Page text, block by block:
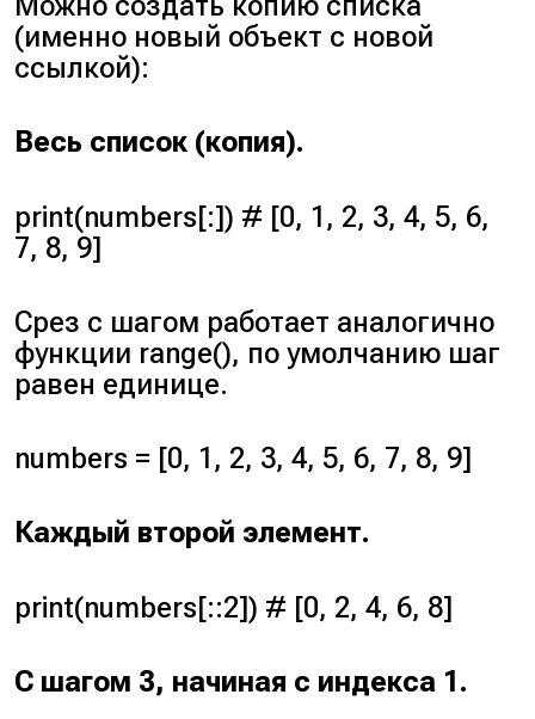
(именно новый объект с новой
ссылкой):
Весь список (копия).
print(numbers[:]) # [0, 1, 2, 3, 4, 5, 6,
7, 8, 9]
Срез с шагом работает аналогично
функции range(), по умолчанию шаг
равен единице.
numbers = [0, 1, 2, 3, 4, 5, 6, 7, 8, 9]
Каждый второй элемент.
print(numbers[::2]) # [0, 2, 4, 6, 8]
С шагом 3, начиная с индекса 1.